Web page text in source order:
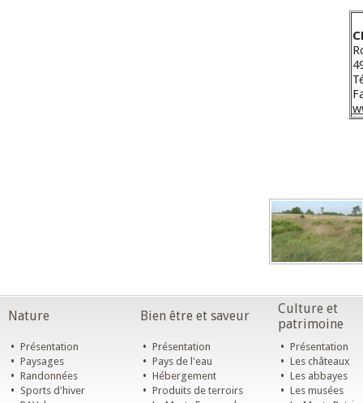
Nature Bien être et saveur
Culture et
patrimoine
• Présentation
• Paysages
• Randonnées
• Sports d'hiver
• Présentation
• Pays de l'eau
• Hébergement
• Produits de terroirs
• Présentation
• Les châteaux
• Les abbayes
• Les musées